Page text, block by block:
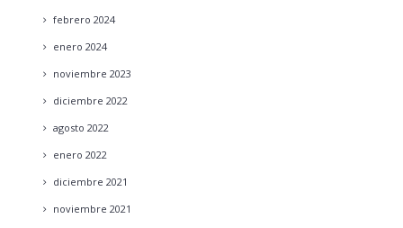
febrero 2024
enero 2024
noviembre 2023
diciembre 2022
agosto 2022
enero 2022
diciembre 2021
noviembre 2021